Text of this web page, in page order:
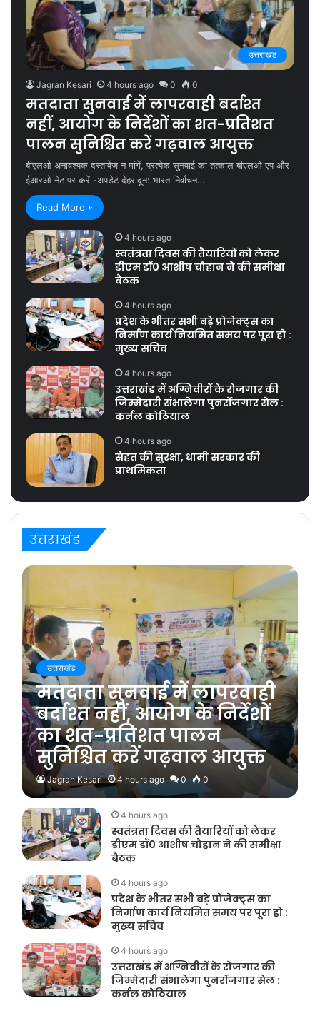
उत्तराखंड
Jagran Kesari 4 hours ago 0 0
मतदाता सुनवाई में लापरवाही बर्दाश्त
नहीं, आयोग के निर्देशों का शत-प्रतिशत
पालन सुनिश्चित करें गढ़वाल आयुक्त
बीएलओ अनावश्यक दस्तावेज न मांगें, प्रत्येक सुनवाई का तत्काल बीएलओ एप और
ईआरओ नेट पर करें -अपडेट देहरादून: भारत निर्वाचन…
Read More »
4 hours ago
स्वतंत्रता दिवस की तैयारियों को लेकर
डीएम डॉ0 आशीष चौहान ने की समीक्षा
बैठक
4 hours ago
प्रदेश के भीतर सभी बड़े प्रोजेक्ट्स का
निर्माण कार्य नियमित समय पर पूरा हो :
मुख्य सचिव
4 hours ago
उत्तराखंड में अग्निवीरों के रोजगार की
जिम्मेदारी संभालेगा पुनर्रोजगार सेल :
कर्नल कोठियाल
4 hours ago
सेहत की सुरक्षा, धामी सरकार की
प्राथमिकता
उत्तराखंड
उत्तराखंड
मतदाता सुनवाई में लापरवाही
बर्दाश्त नहीं, आयोग के निर्देशों
का शत-प्रतिशत पालन
सुनिश्चित करें गढ़वाल आयुक्त
Jagran Kesari 4 hours ago 0 0
4 hours ago
स्वतंत्रता दिवस की तैयारियों को लेकर
डीएम डॉ0 आशीष चौहान ने की समीक्षा
बैठक
4 hours ago
प्रदेश के भीतर सभी बड़े प्रोजेक्ट्स का
निर्माण कार्य नियमित समय पर पूरा हो :
मुख्य सचिव
4 hours ago
उत्तराखंड में अग्निवीरों के रोजगार की
जिम्मेदारी संभालेगा पुनर्रोजगार सेल :
कर्नल कोठियाल